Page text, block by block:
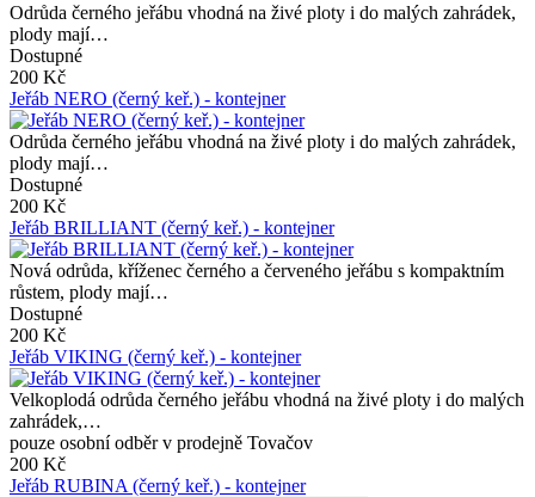
Odrůda černého jeřábu vhodná na živé ploty i do malých zahrádek,
plody mají…
Dostupné
200 Kč
Jeřáb NERO (černý keř.) - kontejner
Odrůda černého jeřábu vhodná na živé ploty i do malých zahrádek,
plody mají…
Dostupné
200 Kč
Jeřáb BRILLIANT (černý keř.) - kontejner
Nová odrůda, kříženec černého a červeného jeřábu s kompaktním
růstem, plody mají…
Dostupné
200 Kč
Jeřáb VIKING (černý keř.) - kontejner
Velkoplodá odrůda černého jeřábu vhodná na živé ploty i do malých
zahrádek,…
pouze osobní odběr v prodejně Tovačov
200 Kč
Jeřáb RUBINA (černý keř.) - kontejner